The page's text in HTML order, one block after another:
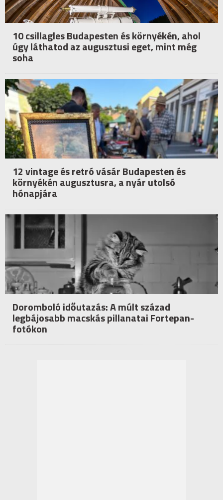
10 csillagles Budapesten és környékén, ahol
úgy láthatod az augusztusi eget, mint még
soha
12 vintage és retró vásár Budapesten és
környékén augusztusra, a nyár utolsó
hónapjára
Doromboló időutazás: A múlt század
legbájosabb macskás pillanatai Fortepan-
fotókon